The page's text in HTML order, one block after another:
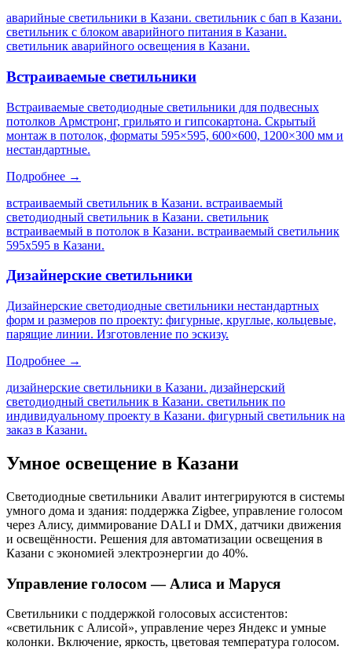
аварийные светильники в Казани. светильник с бап в Казани.
светильник с блоком аварийного питания в Казани.
светильник аварийного освещения в Казани.
Встраиваемые светильники
Встраиваемые светодиодные светильники для подвесных
потолков Армстронг, грильято и гипсокартона. Скрытый
монтаж в потолок, форматы 595×595, 600×600, 1200×300 мм и
нестандартные.
Подробнее →
встраиваемый светильник в Казани. встраиваемый
светодиодный светильник в Казани. светильник
встраиваемый в потолок в Казани. встраиваемый светильник
595х595 в Казани.
Дизайнерские светильники
Дизайнерские светодиодные светильники нестандартных
форм и размеров по проекту: фигурные, круглые, кольцевые,
парящие линии. Изготовление по эскизу.
Подробнее →
дизайнерские светильники в Казани. дизайнерский
светодиодный светильник в Казани. светильник по
индивидуальному проекту в Казани. фигурный светильник на
заказ в Казани.
Умное освещение в Казани
Светодиодные светильники Авалит интегрируются в системы
умного дома и здания: поддержка Zigbee, управление голосом
через Алису, диммирование DALI и DMX, датчики движения
и освещённости. Решения для автоматизации освещения в
Казани с экономией электроэнергии до 40%.
Управление голосом — Алиса и Маруся
Светильники с поддержкой голосовых ассистентов:
«светильник с Алисой», управление через Яндекс и умные
колонки. Включение, яркость, цветовая температура голосом.